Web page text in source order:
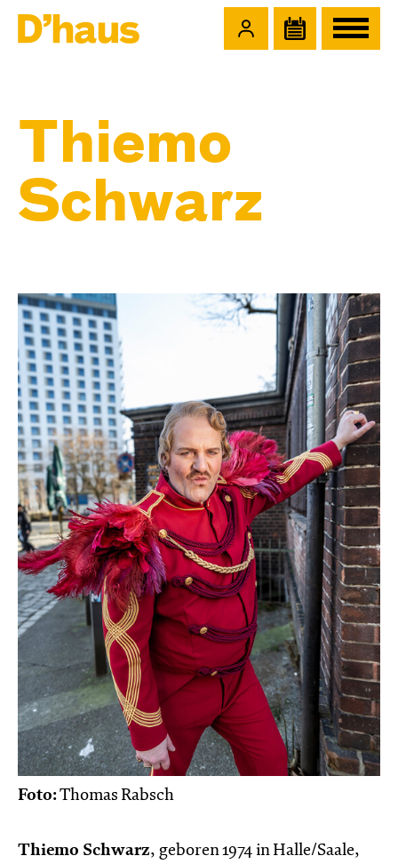
Thiemo
Schwarz
Foto:Thomas Rabsch
Thiemo Schwarz, geboren 1974 in Halle/Saale,